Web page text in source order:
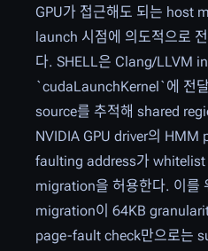
GPU가 접근해도 되는 host
launch 시점에 의도적으로
다. SHELL은 Clang/LLVM
`cudaLaunchKernel`에 전
source를 추적해 shared
NVIDIA GPU driver의
faulting address가 whitelist
migration을 허용한다. 이를
migration이 64KB
page-fault check만으로는